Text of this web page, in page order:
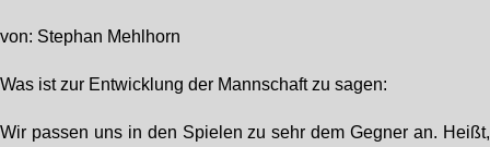
von: Stephan Mehlhorn
Was ist zur Entwicklung der Mannschaft zu sagen:
Wir passen uns in den Spielen zu sehr dem Gegner an. Heißt,